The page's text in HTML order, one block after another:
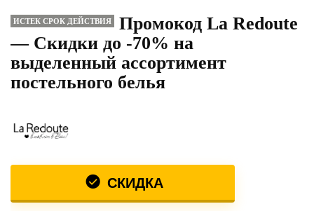
ИСТЕК СРОК ДЕЙСТВИЯ
Промокод La Redoute
— Скидки до -70% на
выделенный ассортимент
постельного белья
СКИДКА